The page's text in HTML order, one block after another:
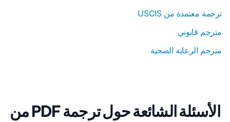
ترجمة معتمدة من USCIS
مترجم قانوني
مترجم الرعاية الصحية
الأسئلة الشائعة حول ترجمة PDF من